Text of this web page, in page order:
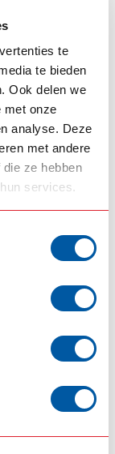
te
te bieden
Ook delen we
met onze
analyse. Deze
met andere
ze hebben
services.
Nicht auf Lager
€2.036,00
€1.698,00